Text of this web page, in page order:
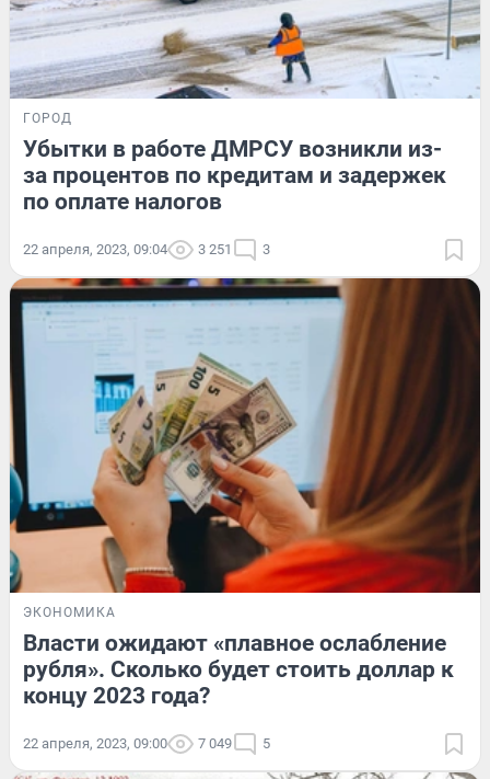
ГОРОД
Убытки в работе ДМРСУ возникли из-
за процентов по кредитам и задержек
по оплате налогов
22 апреля, 2023, 09:04 3 251 3
ЭКОНОМИКА
Власти ожидают «плавное ослабление
рубля». Сколько будет стоить доллар к
концу 2023 года?
22 апреля, 2023, 09:00 7 049 5